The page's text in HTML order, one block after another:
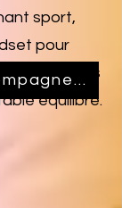
sport,
pour
durables
équilibre.
Découvre l'accompagnement qui te correspond